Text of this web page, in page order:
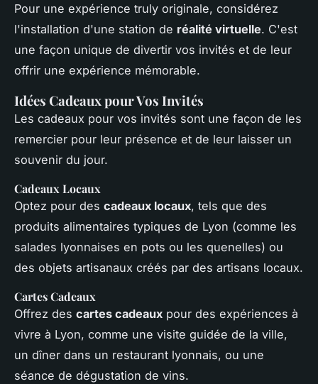
Pour une expérience truly originale, considérez
l'installation d'une station de réalité virtuelle. C'est
une façon unique de divertir vos invités et de leur
offrir une expérience mémorable.
Idées Cadeaux pour Vos Invités
Les cadeaux pour vos invités sont une façon de les
remercier pour leur présence et de leur laisser un
souvenir du jour.
Cadeaux Locaux
Optez pour des cadeaux locaux, tels que des
produits alimentaires typiques de Lyon (comme les
salades lyonnaises en pots ou les quenelles) ou
des objets artisanaux créés par des artisans locaux.
Cartes Cadeaux
Offrez des cartes cadeaux pour des expériences à
vivre à Lyon, comme une visite guidée de la ville,
un dîner dans un restaurant lyonnais, ou une
séance de dégustation de vins.